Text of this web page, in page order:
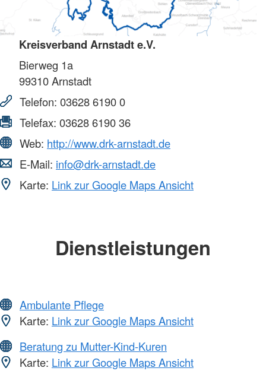
Kreisverband Arnstadt e.V.
Bierweg 1a
99310Arnstadt
Telefon: 03628 6190 0
Telefax: 03628 6190 36
Web: http://www.drk-arnstadt.de
E-Mail: info@drk-arnstadt.de
Karte: Link zur Google Maps Ansicht
Dienstleistungen
Ambulante Pflege
Karte: Link zur Google Maps Ansicht
Beratung zu Mutter-Kind-Kuren
Karte: Link zur Google Maps Ansicht